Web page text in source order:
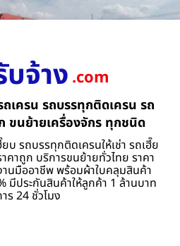
บจ้าง .com
ถเครน รถบรรทุกติดเครน รถ
ขนย้ายเครื่องจักร ทุกชนิด
ยบ รถบรรทุกติดเครนให้เช่า รถเฮี๊ย
คาถูก บริการขนย้ายทั่วไทย ราคา
นมืออาชีพ พร้อมผ้าใบคลุมสินค้า
มีประกันสินค้าให้ลูกค้า 1 ล้านบาท
ร 24 ชั่วโมง